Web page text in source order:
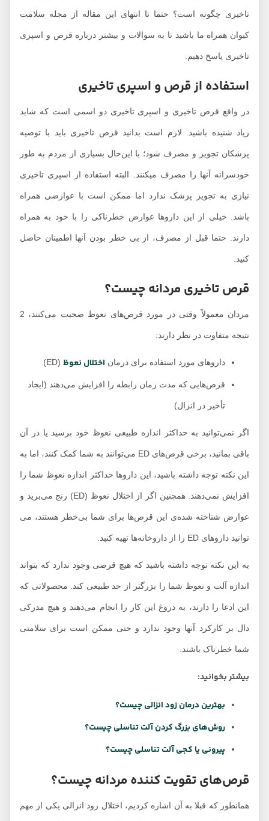
تاخیری چگونه است؟ حتما تا انتهای این مقاله از مجله سلامت
کیوان همراه ما باشید تا به سوالات و بیشتر درباره قرص و اسپری
تاخیری پاسخ دهیم.
استفاده از قرص و اسپری تاخیری
در واقع قرص‌ تاخیری و اسپری تاخیری دو اسمی است که شاید
زیاد شنیده باشید. لازم است بدانید قرص تاخیری باید با توصیه
پزشکان تجویز و مصرف شود؛ با این‌حال بسیاری از مردم به طور
خودسرانه آنها را مصرف میکنند. البته استفاده از اسپری تاخیری
نیازی به تجویز پزشک ندارد اما ممکن است با عوارضی همراه
باشد. خیلی از این داروها عوارض خطرناکی را با خود به همراه
دارند. حتما قبل از مصرف، از بی خطر بودن آنها اطمینان حاصل
قرص تاخیری مردانه چیست؟
مردان معمولاً وقتی در مورد قرص‌های نعوظ صحبت می‌کنند، 2
نتیجه متفاوت در نظر دارند:
داروهای مورد استفاده برای درماناختلال نعوظ (ED)
قرص‌هایی که مدت زمان رابطه را افزایش می‌دهند (ایجاد
تأخیر در انزال)
اگر نمی‌توانید به حداکثر اندازه طبیعی نعوظ خود برسید یا در آن
باقی بمانید، برخی قرص‌های ED می‌توانند به شما کمک کنند، اما به
این نکته توجه داشته باشید، این داروها حداکثر اندازه نعوظ شما را
افزایش نمی‌دهند. همچنین اگر از اختلال نعوظ (ED) رنج می‌برید و
عوارض شناخته شده‌ی این قرص‌ها برای شما بی‌خطر هستند، می
توانید داروهای ED را از داروخانه‌ها تهیه کنید.
به این نکته توجه داشته باشید که هیچ قرصی وجود ندارد که بتواند
اندازه آلت و نعوظ شما را بزرگتر از حد طبیعی کند. محصولاتی که
این ادعا را دارند، به دروغ این کار را انجام می‌دهند و هیچ مدرکی
دال بر کارکرد آنها وجود ندارد و حتی ممکن است برای سلامتی
شما خطرناک باشند.
بیشتر بخوانید:
بهترین درمان زود انزالی چیست؟
روش‌های بزرگ کردن آلت تناسلی چیست؟
پیرونی یا کجی آلت تناسلی چیست؟
قرص‌های تقویت کننده مردانه چیست؟
همانطور که قبلا به آن اشاره کردیم، اختلال زود انزالی یکی از مهم